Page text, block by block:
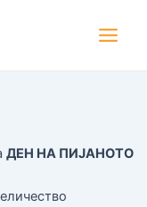
ДЕН НА ПИЈАНОТО